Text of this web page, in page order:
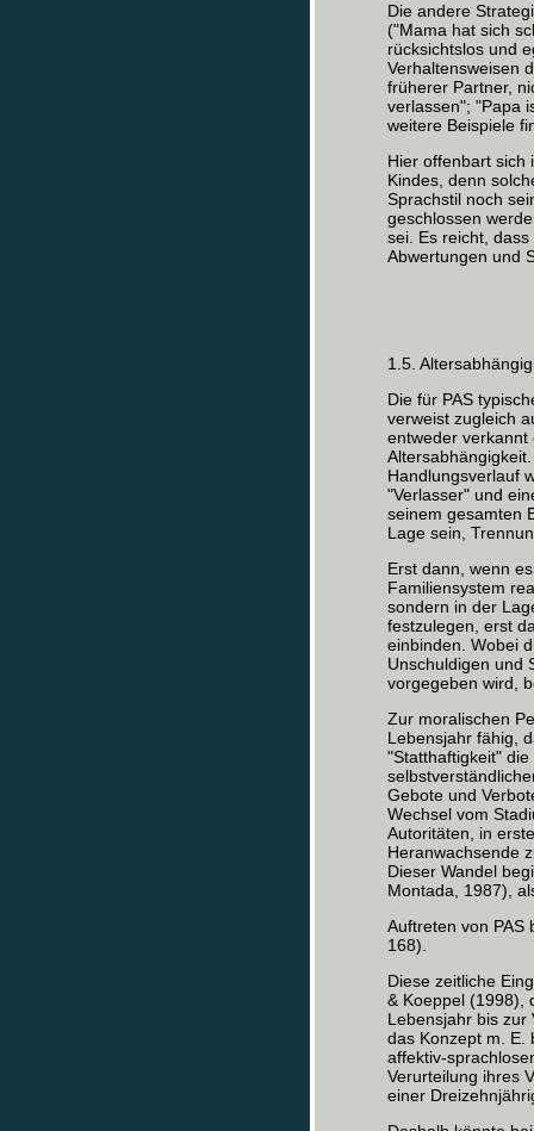
Die andere
("Mama hat sich
rücksichtslos und
Verhaltensweisen
früherer Partner,
verlassen"; "Papa
weitere Beispiele
Hier offenbart sich
Kindes, denn
Sprachstil noch
geschlossen
sei. Es reicht,
Abwertungen und
1.5.
Die für PAS
verweist zugleich
entweder verkannt
Handlungsverlauf
"Verlasser" und
seinem gesamten
Lage sein,
Erst dann, wenn
Familiensystem
sondern in der
festzulegen, erst
einbinden. Wobei
Unschuldigen und
vorgegeben wird,
Zur moralischen
Lebensjahr fähig,
"Statthaftigkeit"
Gebote und
Wechsel vom
Autoritäten, in
Heranwachsende
Dieser Wandel
Montada, 1987),
Auftreten von PAS
168).
Diese zeitliche
& Koeppel (1998),
Lebensjahr bis zur
das Konzept m. E.
affektiv-
Verurteilung ihres
einer